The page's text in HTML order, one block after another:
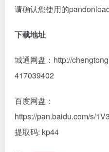
请确认您使用的
下载地址
城通网盘：http://
417039402
百度网盘：
https://pan.baidu.com/s/
提取码: kp44